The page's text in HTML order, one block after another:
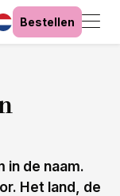
Bestellen
in de naam.
Het land, de